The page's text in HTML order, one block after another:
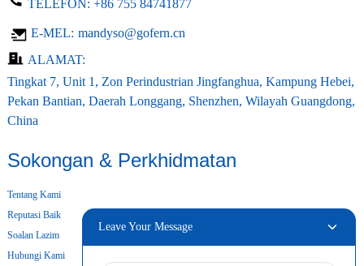
TELEFON: +86 755 84741877
E-MEL: mandyso@gofern.cn
ALAMAT:
Tingkat 7, Unit 1, Zon Perindustrian Jingfanghua, Kampung Hebei,
Pekan Bantian, Daerah Longgang, Shenzhen, Wilayah Guangdong,
China
Sokongan & Perkhidmatan
Tentang Kami
Reputasi Baik
Soalan Lazim
Hubungi Kami
Leave Your Message